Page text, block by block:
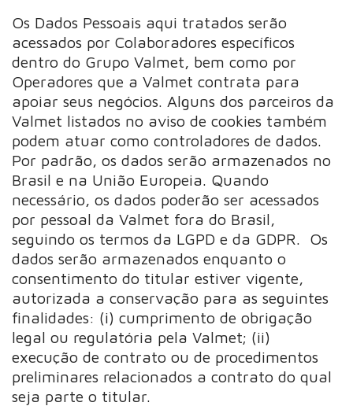
Os Dados Pessoais aqui tratados serão
acessados por Colaboradores específicos
dentro do Grupo Valmet, bem como por
Operadores que a Valmet contrata para
apoiar seus negócios. Alguns dos parceiros da
Valmet listados no aviso de cookies também
podem atuar como controladores de dados.
Por padrão, os dados serão armazenados no
Brasil e na União Europeia. Quando
necessário, os dados poderão ser acessados
por pessoal da Valmet fora do Brasil,
seguindo os termos da LGPD e da GDPR. Os
dados serão armazenados enquanto o
consentimento do titular estiver vigente,
autorizada a conservação para as seguintes
finalidades: (i) cumprimento de obrigação
legal ou regulatória pela Valmet; (ii)
execução de contrato ou de procedimentos
preliminares relacionados a contrato do qual
seja parte o titular.